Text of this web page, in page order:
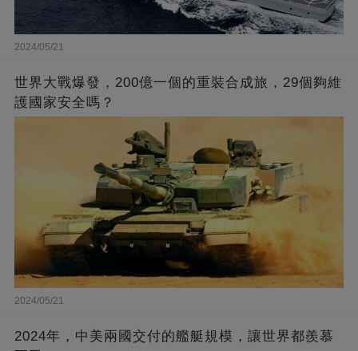
2024/05/21
世界大戰爆發，200億一個的重裝合成旅，29個夠維
護國家安全嗎？
2024/05/21
2024年，中美兩國交付的艦艇規模，讓世界都羨慕